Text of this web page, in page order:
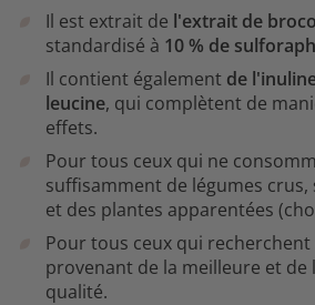
Il est extrait de l'extrait de
standardisé à 10 % de
Il contient également de
leucine, qui complètent de
effets.
Pour tous ceux qui ne
suffisamment de légumes
et des plantes apparentées
Pour tous ceux qui
provenant de la meilleure et de
qualité.